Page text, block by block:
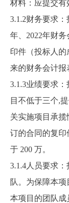
材料：应提交有
3.1.2财务要求：
年、2022年财
印件（投标人
来的财务会计报
3.1.3业绩要求：
目不低于三个,
关实施项目承
订的合同的复印
于 200 万。
3.1.4 人员要求
队。为保障本
本项目的团队成